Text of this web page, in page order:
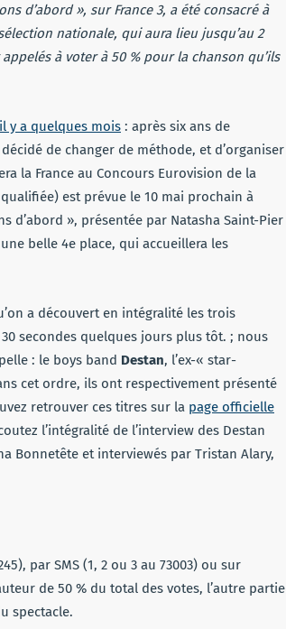
d’abord », sur France 3, a été consacré à
nationale, qui aura lieu jusqu’au 2
à voter à 50 % pour la chanson qu’ils
y a quelques mois : après six ans de
de changer de méthode, et d’organiser
la France au Concours Eurovision de la
est prévue le 10 mai prochain à
d’abord », présentée par Natasha Saint-Pier
belle 4e place, qui accueillera les
a découvert en intégralité les trois
secondes quelques jours plus tôt. ; nous
: le boys band Destan, l’ex-« star-
cet ordre, ils ont respectivement présenté
retrouver ces titres sur la page officielle
l’intégralité de l’interview des Destan
Bonnetête et interviewés par Tristan Alary,
par SMS (1, 2 ou 3 au 73003) ou sur
de 50 % du total des votes, l’autre partie
spectacle.